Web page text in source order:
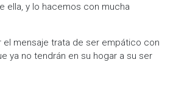
ella, y lo hacemos con mucha
el mensaje trata de ser empático con
ya no tendrán en su hogar a su ser